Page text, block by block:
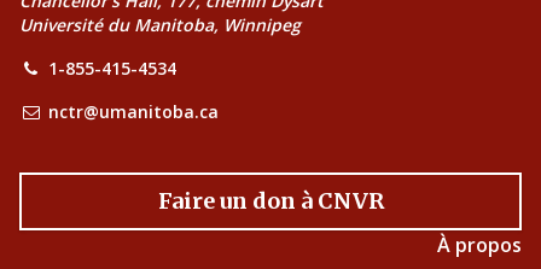
Université du Manitoba, Winnipeg
1-855-415-4534
nctr@umanitoba.ca
Faire un don à CNVR
À propos